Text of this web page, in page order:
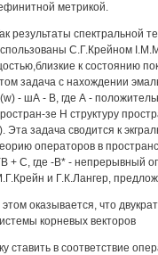
метрикой.
результаты спектральной
С.Г.Крейном
к состоянию
задача с нахождении
- шА - В, где А -
зе Н структуру
Эта задача сводится к
операторов в
+ С, где -В* - непрерывный
и Г.К.Лангер,
этом оказывается, что
корневых векторов
ставить в соответствие